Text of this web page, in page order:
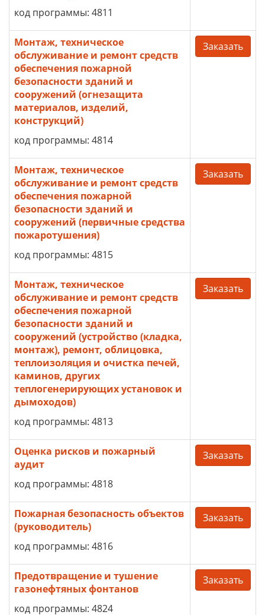
код программы: 4811
Монтаж, техническое
обслуживание и ремонт средств
обеспечения пожарной
безопасности зданий и
сооружений (огнезащита
материалов, изделий,
конструкций)
код программы: 4814
Заказать
Монтаж, техническое
обслуживание и ремонт средств
обеспечения пожарной
безопасности зданий и
сооружений (первичные средства
пожаротушения)
код программы: 4815
Заказать
Монтаж, техническое
обслуживание и ремонт средств
обеспечения пожарной
безопасности зданий и
сооружений (устройство (кладка,
монтаж), ремонт, облицовка,
теплоизоляция и очистка печей,
каминов, других
теплогенерирующих установок и
дымоходов)
код программы: 4813
Заказать
Оценка рисков и пожарный
аудит
код программы: 4818
Заказать
Пожарная безопасность объектов
(руководитель)
код программы: 4816
Заказать
Предотвращение и тушение
газонефтяных фонтанов
код программы: 4824
Заказать